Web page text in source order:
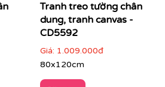
chúng tôi đảm bảo tái tạo lại
bức tranh, mang đến cho
hảo.
Tranh treo tường chân
dung, tranh canvas -
CD5592
Giá: 1.009.000đ
80x120cm